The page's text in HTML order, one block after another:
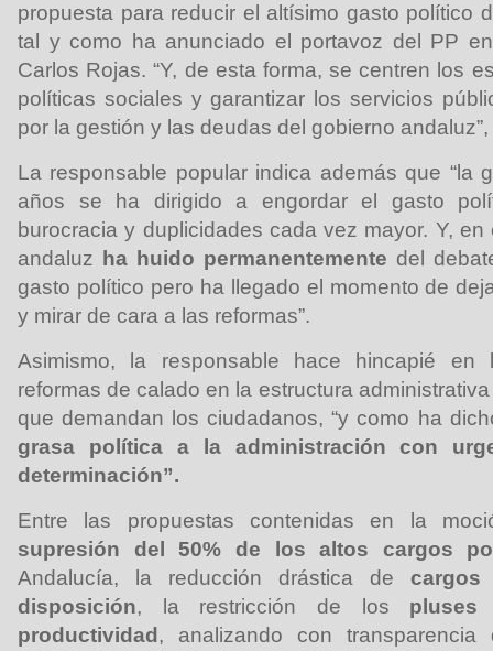
propuesta para reducir el altísimo gasto político
tal y como ha anunciado el portavoz del PP
Carlos Rojas. “Y, de esta forma, se centren los
políticas sociales y garantizar los servicios
por la gestión y las deudas del gobierno
La responsable popular indica además que “la
años se ha dirigido a engordar el gasto
burocracia y duplicidades cada vez mayor. Y,
andaluz
ha huido permanentemente del
gasto político pero ha llegado el momento de
y mirar de cara a las reformas”.
Asimismo, la responsable hace hincapié
reformas de calado en la estructura
que demandan los ciudadanos, “y como ha
grasa política a la administración con
determinación”.
Entre las propuestas contenidas en la
supresión del 50% de los altos cargos
Andalucía, la reducción drástica de
disposición, la restricción de los pluses
productividad , analizando con